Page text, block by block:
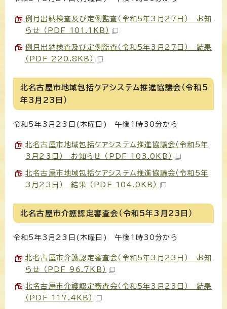
例月出納検査及び定例監査（令和5年3月27日） お知
らせ （PDF 101.1KB）
例月出納検査及び定例監査（令和5年3月27日） 結果
（PDF 220.8KB）
北名古屋市地域包括ケアシステム推進協議会（令和5
年3月23日）
令和5年3月23日(木曜日) 午後1時30分から
北名古屋市地域包括ケアシステム推進協議会（令和5年
3月23日） お知らせ （PDF 103.0KB）
北名古屋市地域包括ケアシステム推進協議会（令和5年
3月23日） 結果 （PDF 104.0KB）
北名古屋市介護認定審査会（令和5年3月23日）
令和5年3月23日(木曜日) 午後1時30分から
北名古屋市介護認定審査会（令和5年3月23日） お知
らせ （PDF 96.7KB）
北名古屋市介護認定審査会（令和5年3月23日） 結果
（PDF 117.4KB）